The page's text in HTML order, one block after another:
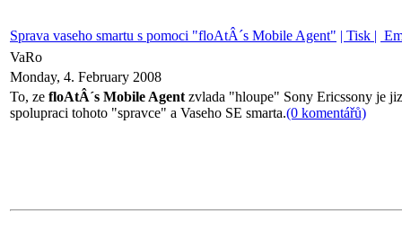
Sprava vaseho smartu s pomoci "floAtÂ´s Mobile Agent" | Tisk |
VaRo
Monday, 4. February 2008
To, ze floAtÂ´s Mobile Agent zvlada "hloupe" Sony Ericssony je
spolupraci tohoto "spravce" a Vaseho SE smarta.(0 komentářů)